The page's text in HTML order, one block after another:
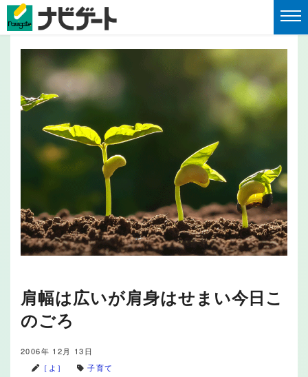
肩幅は広いが肩身はせまい今日こ
のごろ
2006年 12月 13日
［よ］
子育て